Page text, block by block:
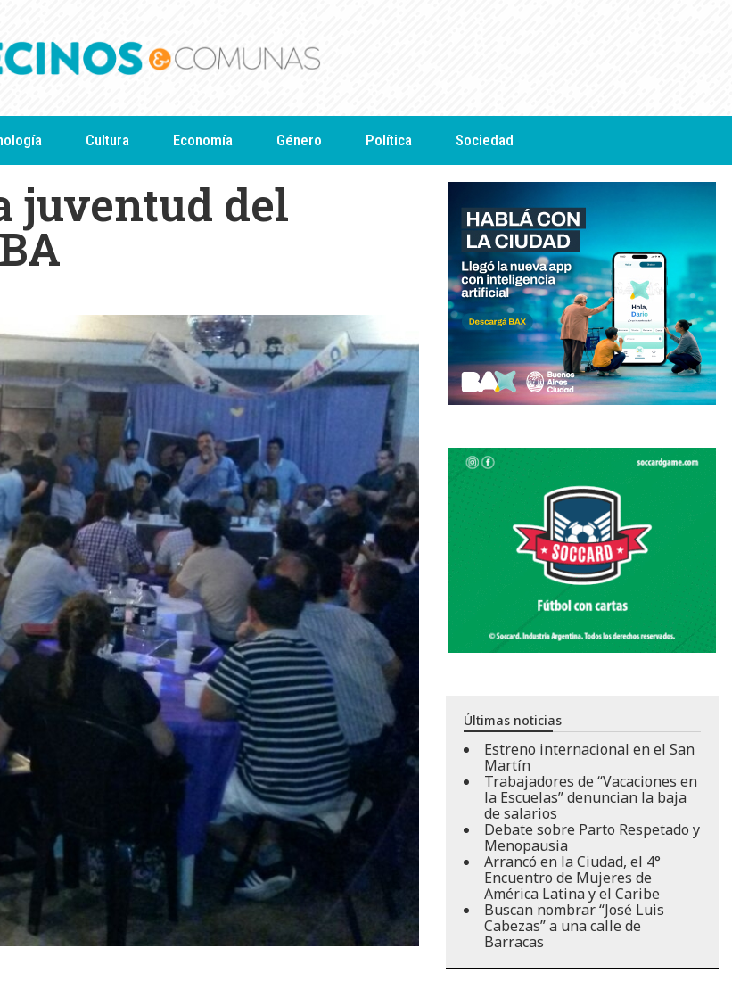
Cultura Economía Género Política Sociedad
juventud del
Últimas noticias
Estreno internacional en el San
Martín
Trabajadores de “Vacaciones en
la Escuelas” denuncian la baja
de salarios
Debate sobre Parto Respetado y
Menopausia
Arrancó en la Ciudad, el 4°
Encuentro de Mujeres de
América Latina y el Caribe
Buscan nombrar “José Luis
Cabezas” a una calle de
Barracas